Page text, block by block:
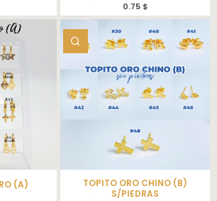
0.75 $
(A)
TOPITO ORO CHINO (B)
S/PIEDRAS